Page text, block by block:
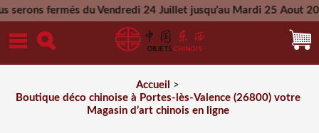
du Vendredi 24 Juillet jusqu'au Mardi 25 Aout 2026 -
Mercredi 26 Aout 2026
Accueil
>
Boutique déco chinoise à Portes-lès-Valence (26800) votre
Magasin d’art chinois en ligne